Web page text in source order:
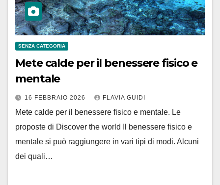
SENZA CATEGORIA
Mete calde per il benessere fisico e
mentale
16 FEBBRAIO 2026 FLAVIA GUIDI
Mete calde per il benessere fisico e mentale. Le
proposte di Discover the world Il benessere fisico e
mentale si può raggiungere in vari tipi di modi. Alcuni
dei quali…